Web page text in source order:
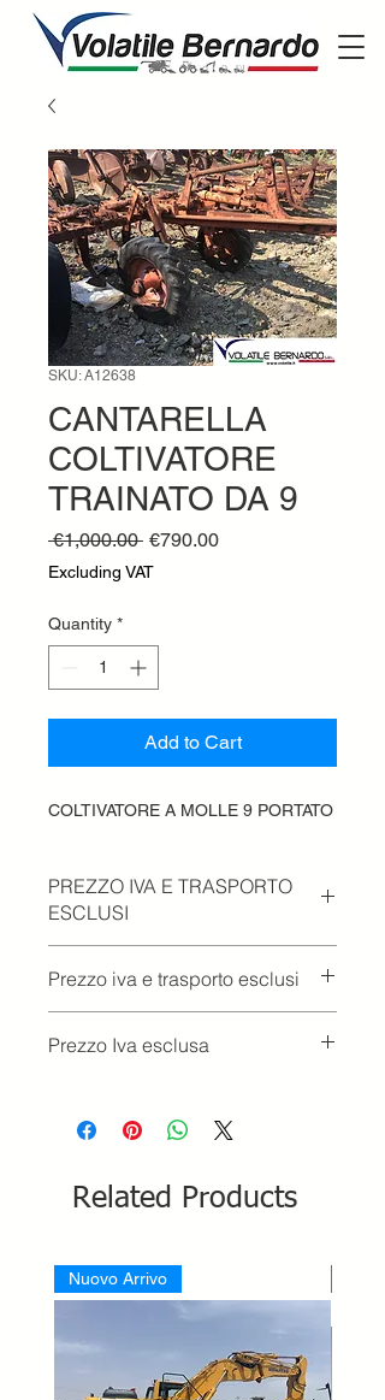
SKU: A12638
CANTARELLA
COLTIVATORE
TRAINATO DA 9
€1,000.00 Regular
Price
€790.00Sale
Excluding VAT
Quantity *
Add to Cart
COLTIVATORE A MOLLE 9 PORTATO
PREZZO IVA E TRASPORTO
ESCLUSI
Prezzo iva e trasporto esclusi
Prezzo Iva esclusa
Related Products
Nuovo Arrivo